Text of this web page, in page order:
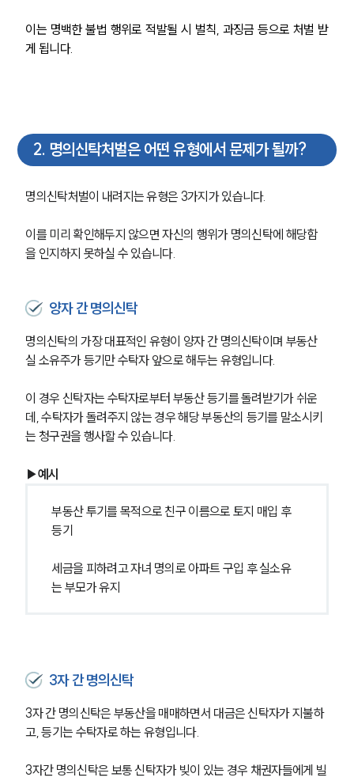
이는 명백한 불법 행위로 적발될 시 벌칙, 과징금 등으로 처벌 받
게 됩니다.
2. 명의신탁처벌은 어떤 유형에서 문제가 될까?
명의신탁처벌이 내려지는 유형은 3가지가 있습니다.
이를 미리 확인해두지 않으면 자신의 행위가 명의신탁에 해당함
을 인지하지 못하실 수 있습니다.
양자 간 명의신탁
명의신탁의 가장 대표적인 유형이 양자 간 명의신탁이며 부동산
실 소유주가 등기만 수탁자 앞으로 해두는 유형입니다.
이 경우 신탁자는 수탁자로부터 부동산 등기를 돌려받기가 쉬운
데, 수탁자가 돌려주지 않는 경우 해당 부동산의 등기를 말소시키
는 청구권을 행사할 수 있습니다.
▶예시
부동산 투기를 목적으로 친구 이름으로 토지 매입 후
등기
세금을 피하려고 자녀 명의로 아파트 구입 후 실소유
는 부모가 유지
3자 간 명의신탁
3자 간 명의신탁은 부동산을 매매하면서 대금은 신탁자가 지불하
고, 등기는 수탁자로 하는 유형입니다.
3자간 명의신탁은 보통 신탁자가 빚이 있는 경우 채권자들에게 빌